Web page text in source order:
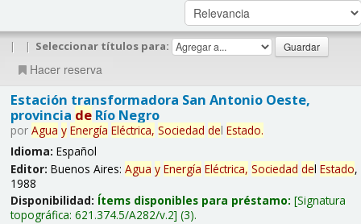
| | Seleccionar títulos para:
Hacer reserva
Estación transformadora San Antonio Oeste,
provincia deRío Negro
por Agua y Energía Eléctrica, Sociedad del Estado.
Idioma: Español
Editor: Buenos Aires: Agua y Energía Eléctrica, Sociedad del Estado,
1988
Disponibilidad: Ítems disponibles para préstamo: Signatura
topográfica: 621.374.5/A282/v.2 (3).